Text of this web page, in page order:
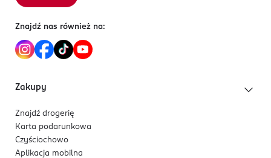
Znajdź nas również na:
Zakupy
Znajdź drogerię
Karta podarunkowa
Czyściochowo
Aplikacja mobilna